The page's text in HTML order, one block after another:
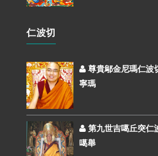
仁波切
尊貴鄔金尼瑪仁波
寧瑪
第九世吉噶丘突仁
噶舉